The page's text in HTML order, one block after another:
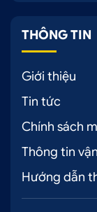
THÔNG TIN
Giới thiệu
Tin tức
Chính sách
Thông tin
Hướng dẫn